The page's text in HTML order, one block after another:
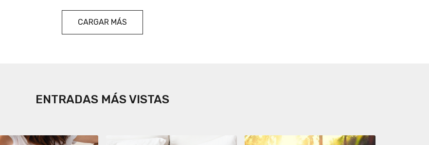
CARGAR MÁS
ENTRADAS MÁS VISTAS